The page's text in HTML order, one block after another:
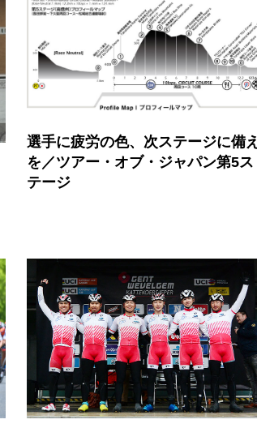
選手に疲労の色、次ステージに備え
を／ツアー・オブ・ジャパン第5ス
テージ